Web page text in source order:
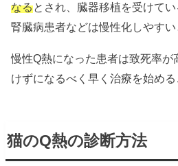
なるとされ、臓器移植を受けて
腎臓病患者などは慢性化しやすい
慢性Q熱になった患者は致死率が
けずになるべく早く治療を始める
猫のQ熱の診断方法